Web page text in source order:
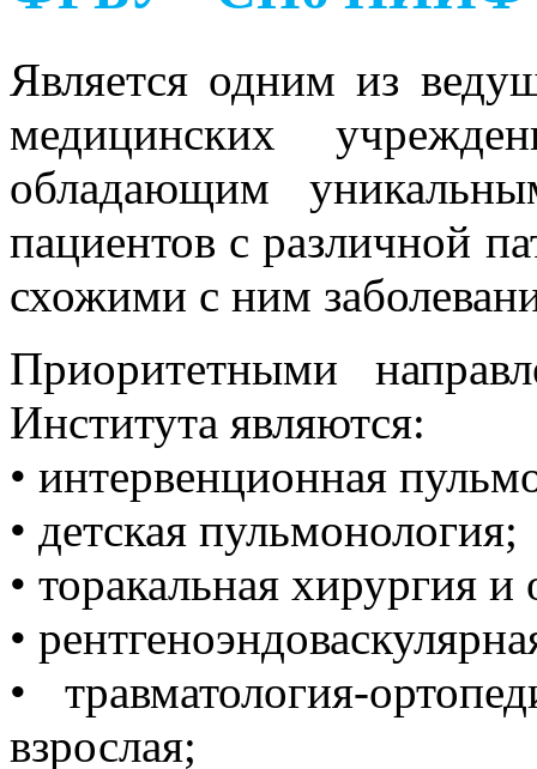
Является одним из
медицинских
обладающим
пациентов с различной
схожими с ним
Приоритетными
Института являются:
• интервенционная
• детская пульмонология;
• торакальная хирургия и
•
• травматология-
взрослая;